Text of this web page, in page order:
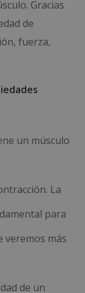
Gracias
de
fuerza,
un músculo
La
para
veremos más
de un